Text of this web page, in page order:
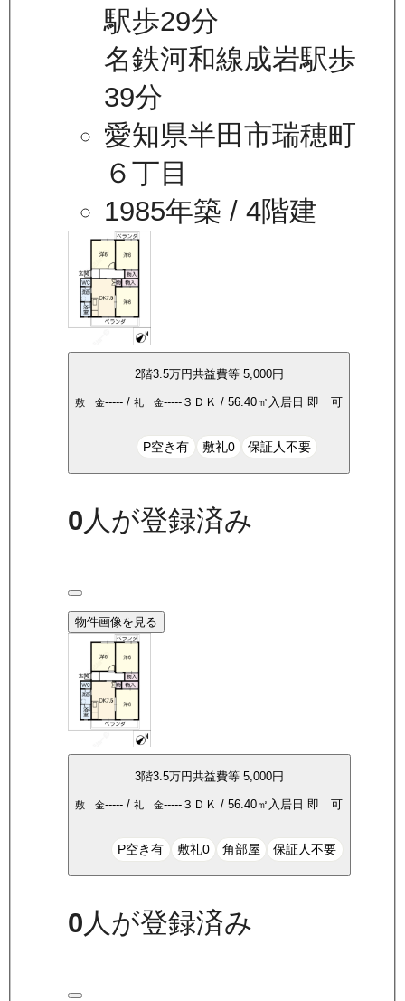
駅歩29分
名鉄河和線成岩駅歩
39分
愛知県半田市瑞穂町
６丁目
1985年築 / 4階建
2階3.5万円共益費等 5,000円
敷 金----- /礼 金----- ３ＤＫ /56.40㎡ 入居日 即 可
P空き有 敷礼0 保証人不要
0 人が登録済み
物件画像を見る
3階3.5万円共益費等 5,000円
敷 金----- /礼 金----- ３ＤＫ /56.40㎡ 入居日 即 可
P空き有 敷礼0 角部屋 保証人不要
0人が登録済み